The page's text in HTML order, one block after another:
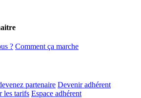
? Comment ça marche
partenaire Devenir adhérent
les tarifs Espace adhérent